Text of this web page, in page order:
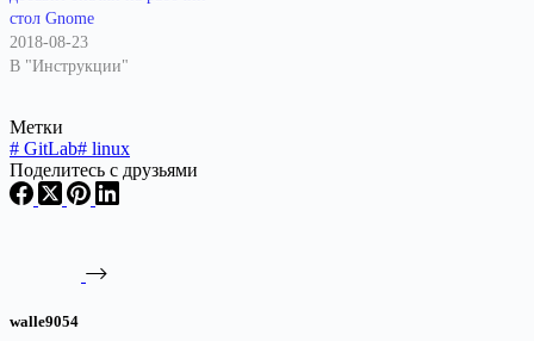
стол Gnome
2018-08-23
В "Инструкции"
Метки
# GitLab# linux
Поделитесь с друзьями
walle9054